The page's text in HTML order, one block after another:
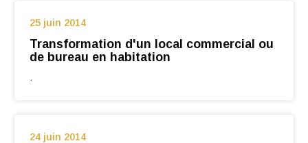
25 juin 2014
Transformation d'un local commercial ou
de bureau en habitation
.
24 juin 2014